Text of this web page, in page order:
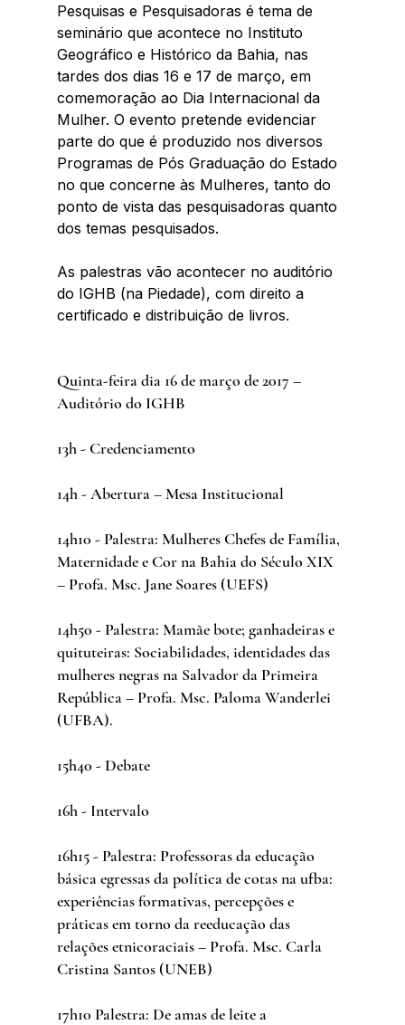
Pesquisas e Pesquisadoras é tema de
seminário que acontece no Instituto
Geográfico e Histórico da Bahia, nas
tardes dos dias 16 e 17 de março, em
comemoração ao Dia Internacional da
Mulher. O evento pretende evidenciar
parte do que é produzido nos diversos
Programas de Pós Graduação do Estado
no que concerne às Mulheres, tanto do
ponto de vista das pesquisadoras quanto
dos temas pesquisados.
As palestras vão acontecer no auditório
do IGHB (na Piedade), com direito a
certificado e distribuição de livros.
Quinta-feira dia 16 de março de 2017 –
Auditório do IGHB
13h - Credenciamento
14h - Abertura – Mesa Institucional
14h10 - Palestra: Mulheres Chefes de Família,
Maternidade e Cor na Bahia do Século XIX
– Profa. Msc. Jane Soares (UEFS)
14h50 - Palestra: Mamãe bote; ganhadeiras e
quituteiras: Sociabilidades, identidades das
mulheres negras na Salvador da Primeira
República – Profa. Msc. Paloma Wanderlei
(UFBA).
15h40 - Debate
16h - Intervalo
16h15 - Palestra: Professoras da educação
básica egressas da política de cotas na ufba:
experiências formativas, percepções e
práticas em torno da reeducação das
relações etnicoraciais – Profa. Msc. Carla
Cristina Santos (UNEB)
17h10 Palestra: De amas de leite a